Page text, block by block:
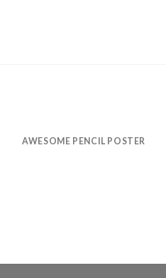
AWESOME PENCIL POSTER